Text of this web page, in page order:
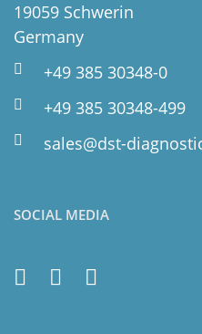
19059 Schwerin
Germany
+49 385 30348-0
+49 385 30348-499
sales@dst-
SOCIAL MEDIA